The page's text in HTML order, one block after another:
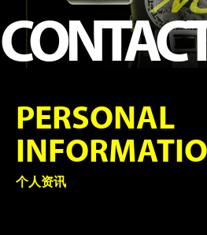
PERSONAL
个人资讯